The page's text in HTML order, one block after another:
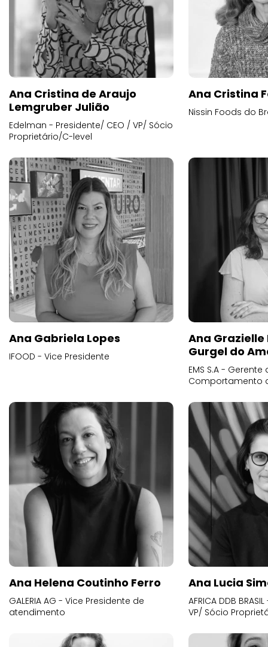
Ana Cristina de Araujo
Lemgruber Julião
Edelman - Presidente/ CEO / VP/ Sócio
Proprietário/C-level
Ana Cristina
Nissin Foods do
Ana Gabriela Lopes
IFOOD - Vice Presidente
Ana
Gurgel do
EMS S.A -
Comportamento
Ana Helena Coutinho Ferro
GALERIA AG - Vice Presidente de
atendimento
Ana Lucia
AFRICA DDB
VP/ Sócio